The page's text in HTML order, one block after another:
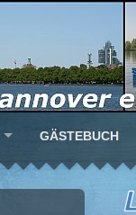
GÄSTEBUCH